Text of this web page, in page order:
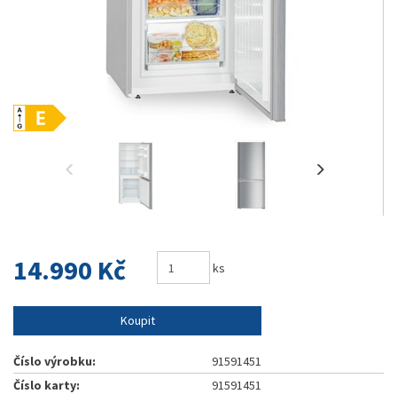
14.990 Kč ks
Koupit
Číslo výrobku:
91591451
Číslo karty:
91591451